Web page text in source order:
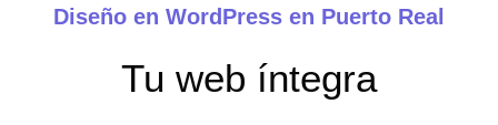
Diseño en WordPress en Puerto Real
Tu web íntegra